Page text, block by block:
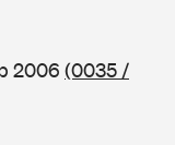
2006 (0035 /